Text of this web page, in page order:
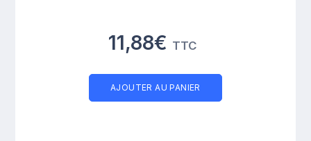
11,88€ TTC
AJOUTER AU PANIER